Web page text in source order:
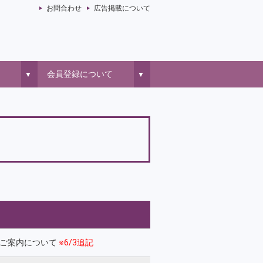
お問合わせ 広告掲載について
▼ 会員登録について ▼
案内について ※6/3追記